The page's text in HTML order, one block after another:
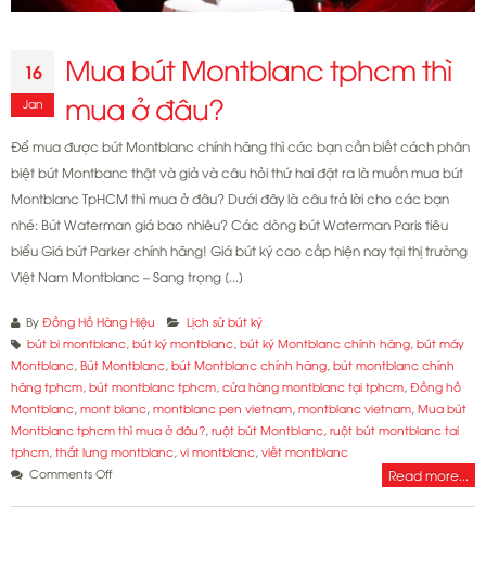
16
Jan
Mua bút Montblanc tphcm thì
mua ở đâu?
Để mua được bút Montblanc chính hãng thì các bạn cần biết cách phân
biệt bút Montbanc thật và giả và câu hỏi thứ hai đặt ra là muốn mua bút
Montblanc TpHCM thì mua ở đâu? Dưới đây là câu trả lời cho các bạn
nhé: Bút Waterman giá bao nhiêu? Các dòng bút Waterman Paris tiêu
biểu Giá bút Parker chính hãng! Giá bút ký cao cấp hiện nay tại thị trường
Việt Nam Montblanc – Sang trọng [...]
By Đồng Hồ Hàng Hiệu
Lịch sử bút ký
bút bi montblanc, bút ký montblanc, bút ký Montblanc chính hãng, bút máy
Montblanc, Bút Montblanc, bút Montblanc chính hãng, bút montblanc chính
hãng tphcm, bút montblanc tphcm, cửa hàng montblanc tại tphcm, Đồng hồ
Montblanc, mont blanc, montblanc pen vietnam, montblanc vietnam, Mua bút
Montblanc tphcm thì mua ở đâu?, ruột bút Montblanc, ruột bút montblanc tai
tphcm, thắt lưng montblanc, vi montblanc, viết montblanc
Comments Offon
Read more...